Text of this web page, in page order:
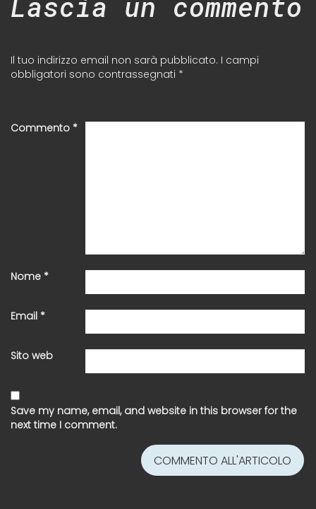
Il tuo indirizzo email non sarà pubblicato. I campi
obbligatori sono contrassegnati *
Commento *
Nome *
Email *
Sito web
Save my name, email, and website in this browser for the
next time I comment.